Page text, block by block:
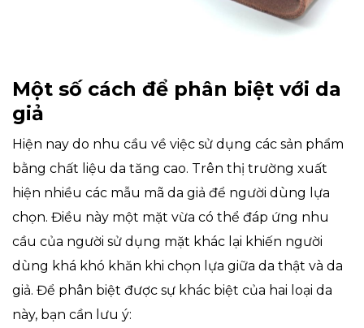
Một số cách để phân biệt với da
giả
Hiện nay do nhu cầu về việc sử dụng các sản phẩm
bằng chất liệu da tăng cao. Trên thị trường xuất
hiện nhiều các mẫu mã da giả để người dùng lựa
chọn. Điều này một mặt vừa có thể đáp ứng nhu
cầu của người sử dụng mặt khác lại khiến người
dùng khá khó khăn khi chọn lựa giữa da thật và da
giả. Để phân biệt được sự khác biệt của hai loại da
này, bạn cần lưu ý: